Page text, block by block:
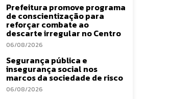
Prefeitura promove programa
de conscientização para
reforçar combate ao
descarte irregular no Centro
06/08/2026
Segurança pública e
insegurança social nos
marcos da sociedade de risco
06/08/2026